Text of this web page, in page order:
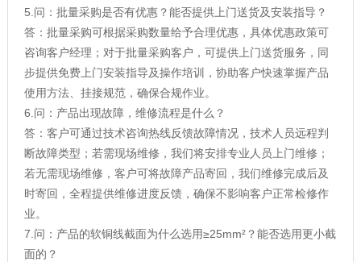
5.问：批量采购是否有优惠？能否提供上门送货及安装指导？
答：批量采购可根据采购数量给予合理优惠，具体优惠政策可
咨询客户经理；对于批量采购客户，可提供上门送货服务，同
步提供免费上门安装指导及操作培训，协助客户快速掌握产品
使用方法、挂接规范，确保合规作业。
6.问：产品出现故障，维修流程是什么？
答：客户可通过技术咨询热线反馈故障情况，技术人员远程判
断故障类型；若需现场维修，我们将安排专业人员上门维修；
若无需现场维修，客户可将故障产品寄回，我们维修完成后及
时寄回，全程提供维修进度反馈，确保不影响客户正常检修作
业。
7.问：产品的软铜线截面为什么选用≥25mm²？能否选用更小截
面的？